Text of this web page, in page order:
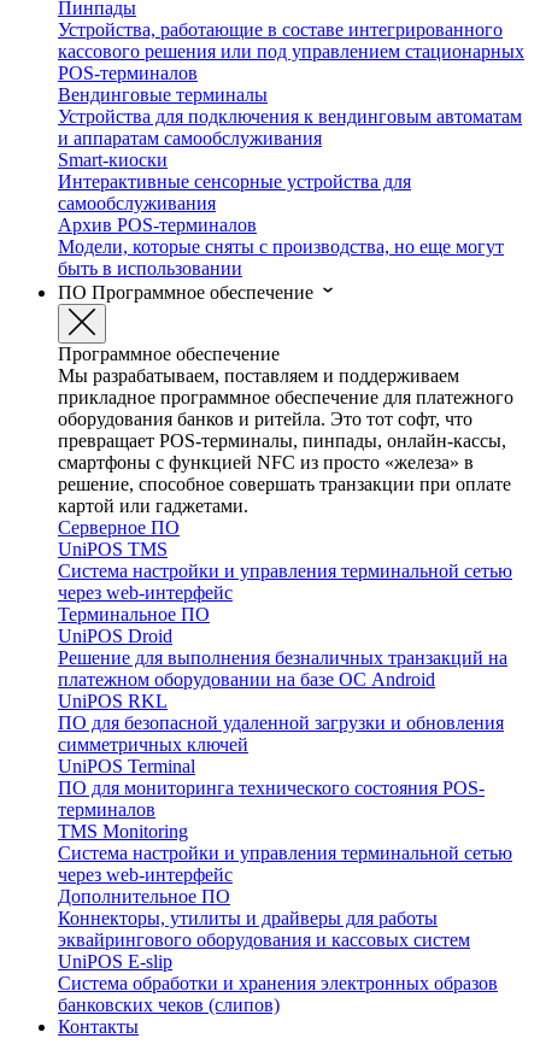
Пинпады
Устройства, работающие в составе интегрированного
кассового решения или под управлением стационарных
POS-терминалов
Вендинговые терминалы
Устройства для подключения к вендинговым автоматам
и аппаратам самообслуживания
Smart-киоски
Интерактивные сенсорные устройства для
самообслуживания
Архив POS-терминалов
Модели, которые сняты с производства, но еще могут
быть в использовании
ПО Программное обеспечение
Программное обеспечение
Мы разрабатываем, поставляем и поддерживаем
прикладное программное обеспечение для платежного
оборудования банков и ритейла. Это тот софт, что
превращает POS-терминалы, пинпады, онлайн-кассы,
смартфоны с функцией NFC из просто «железа» в
решение, способное совершать транзакции при оплате
картой или гаджетами.
Серверное ПО
UniPOS TMS
Система настройки и управления терминальной сетью
через web-интерфейс
Терминальное ПО
UniPOS Droid
Решение для выполнения безналичных транзакций на
платежном оборудовании на базе ОС Android
UniPOS RKL
ПО для безопасной удаленной загрузки и обновления
симметричных ключей
UniPOS Terminal
ПО для мониторинга технического состояния POS-
терминалов
TMS Monitoring
Система настройки и управления терминальной сетью
через web-интерфейс
Дополнительное ПО
Коннекторы, утилиты и драйверы для работы
эквайрингового оборудования и кассовых систем
UniPOS E-slip
Система обработки и хранения электронных образов
банковских чеков (слипов)
Контакты